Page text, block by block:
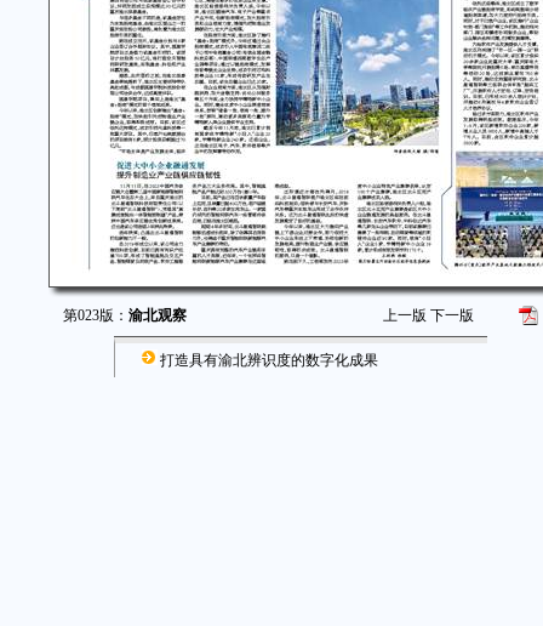
第023版： 渝北观察 上一版 下一版
打造具有渝北辨识度的数字化成果